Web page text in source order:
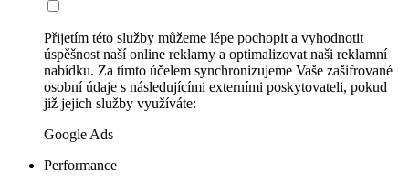
Přijetím této služby můžeme lépe pochopit a vyhodnotit
úspěšnost naší online reklamy a optimalizovat naši reklamní
nabídku. Za tímto účelem synchronizujeme Vaše zašifrované
osobní údaje s následujícími externími poskytovateli, pokud
již jejich služby využíváte:
Google Ads
Performance